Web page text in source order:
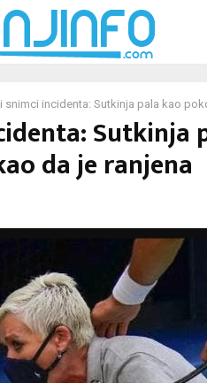
snimci incidenta: Sutkinja pala kao
Sutkinja
da je ranjena